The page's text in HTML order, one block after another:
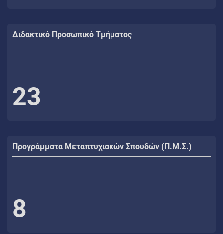
Διδακτικό Προσωπικό Τμήματος
23
Προγράμματα Μεταπτυχιακών Σπουδών (Π.Μ.Σ.)
8